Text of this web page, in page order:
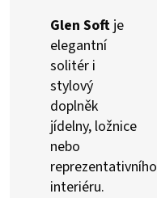
Glen Soft je
elegantní
solitér i
stylový
doplněk
jídelny, ložnice
nebo
reprezentativního
interiéru.